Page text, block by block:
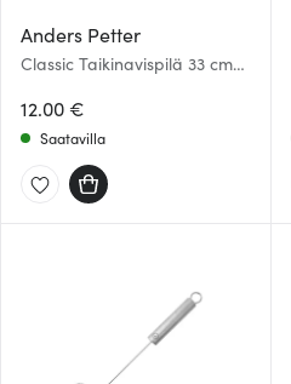
Anders Petter
Classic Taikinavispilä 33 cm
12.00 €
Saatavilla